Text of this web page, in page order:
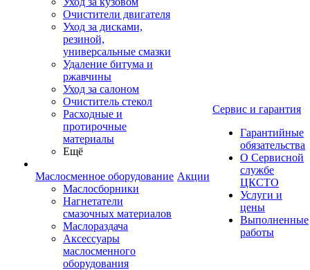
Очистители двигателя
Уход за дисками,
резиной,
универсальные смазки
Удаление битума и
ржавчины
Уход за салоном
Очиститель стекол
Расходные и
протирочные
материалы
Ещё
Маслосменное оборудование
Маслосборники
Нагнетатели
смазочных материалов
Маслораздача
Аксессуары
маслосменного
оборудования
Акции
Сервис и гарантия
Гарантийные
обязательства
О Сервисной
службе
ЦКСТО
Услуги и
цены
Выполненные
работы